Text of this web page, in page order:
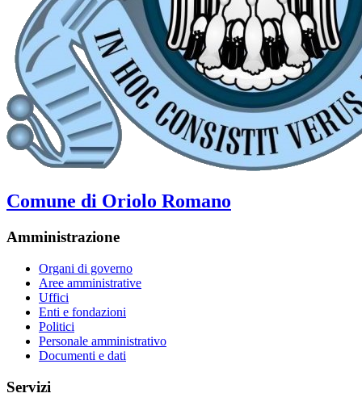
Comune di Oriolo Romano
Amministrazione
Organi di governo
Aree amministrative
Uffici
Enti e fondazioni
Politici
Personale amministrativo
Documenti e dati
Servizi